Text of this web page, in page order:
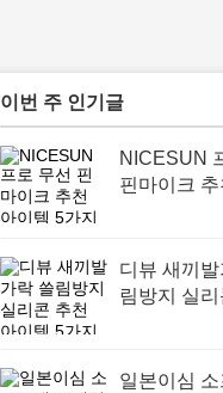
이번 주 인기글
NICESUN
핀마이크
디뷰 새끼
림방지 실
일본이심